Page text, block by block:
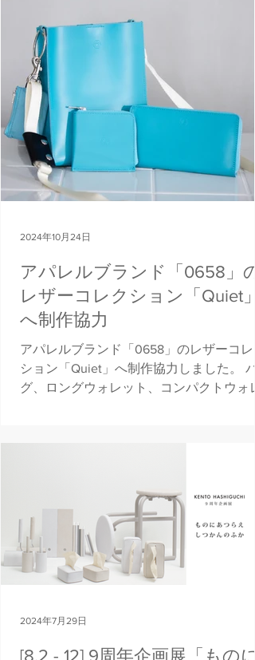
ーショ...
アパレルブランド「0658」の
レザーコレクション「Quiet」
へ制作協力
アパレルブランド「0658」のレザーコレ
ション「Quiet」へ制作協力しました。 バ
グ、ロングウォレット、コンパクトウォレ
2024年10月24日
[8.2 - 12] 9周年企画展「ものに
2024年7月29日